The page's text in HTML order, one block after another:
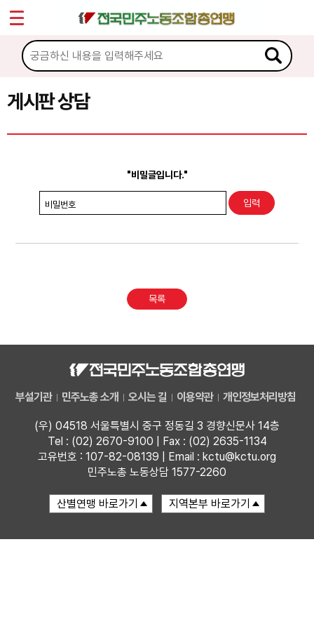
게시판 상담
"비밀글입니다."
비밀번호
목록
부설기관 민주노총 소개 오시는 길 이용약관 개인정보처리방침
(우) 04518 서울특별시 중구 정동길 3 경향신문사 14층
Tel : (02) 2670-9100 | Fax : (02) 2635-1134
고유번호 : 107-82-08139 | Email : kctu@kctu.org
민주노총 노동상담 1577-2260
마이페이지
소개
소식
노동상담
권리찾기수첩 검색
찾아보기
Sketchbook5, 스케치북5
Sketchbook5, 스케치북5